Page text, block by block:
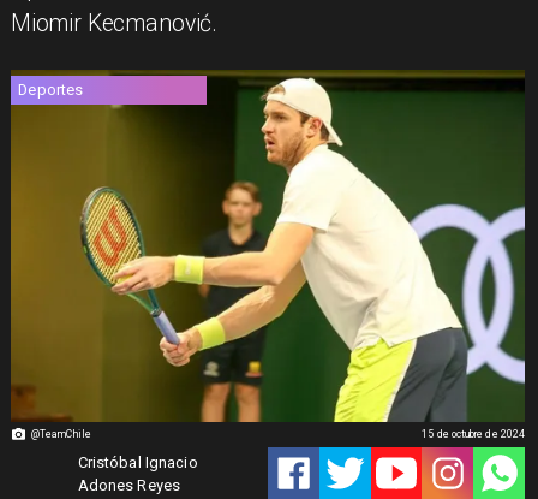
Miomir Kecmanović.
@TeamChile
Deportes
Cristóbal Ignacio
Adones Reyes
15 de octubre de 2024